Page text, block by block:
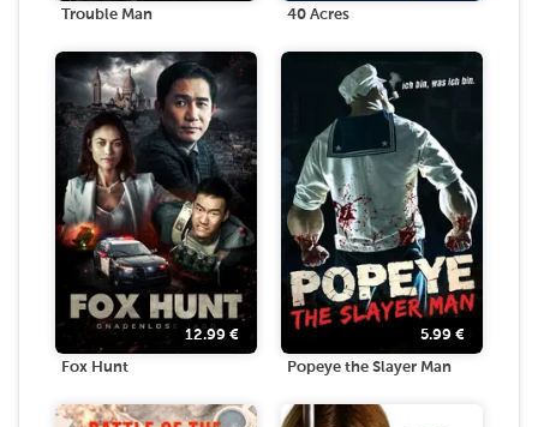
Trouble Man 40 Acres
12.99 €
Fox Hunt
5.99 €
Popeye the Slayer Man